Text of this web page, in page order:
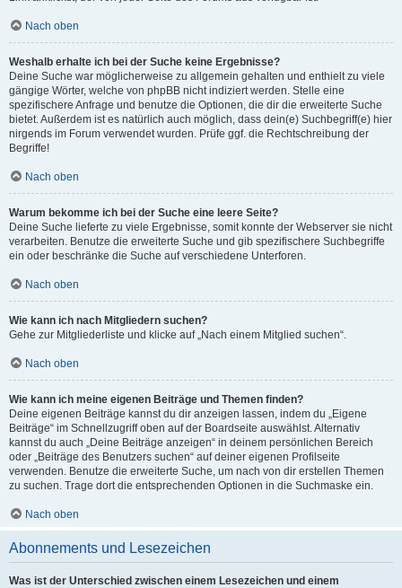
Nach oben
Weshalb erhalte ich bei der Suche keine Ergebnisse?
Deine Suche war möglicherweise zu allgemein gehalten und enthielt zu viele
gängige Wörter, welche von phpBB nicht indiziert werden. Stelle eine
spezifischere Anfrage und benutze die Optionen, die dir die erweiterte Suche
bietet. Außerdem ist es natürlich auch möglich, dass dein(e) Suchbegriff(e) hier
nirgends im Forum verwendet wurden. Prüfe ggf. die Rechtschreibung der
Begriffe!
Nach oben
Warum bekomme ich bei der Suche eine leere Seite?
Deine Suche lieferte zu viele Ergebnisse, somit konnte der Webserver sie nicht
verarbeiten. Benutze die erweiterte Suche und gib spezifischere Suchbegriffe
ein oder beschränke die Suche auf verschiedene Unterforen.
Nach oben
Wie kann ich nach Mitgliedern suchen?
Gehe zur Mitgliederliste und klicke auf „Nach einem Mitglied suchen“.
Nach oben
Wie kann ich meine eigenen Beiträge und Themen finden?
Deine eigenen Beiträge kannst du dir anzeigen lassen, indem du „Eigene
Beiträge“ im Schnellzugriff oben auf der Boardseite auswählst. Alternativ
kannst du auch „Deine Beiträge anzeigen“ in deinem persönlichen Bereich
oder „Beiträge des Benutzers suchen“ auf deiner eigenen Profilseite
verwenden. Benutze die erweiterte Suche, um nach von dir erstellen Themen
zu suchen. Trage dort die entsprechenden Optionen in die Suchmaske ein.
Nach oben
Abonnements und Lesezeichen
Was ist der Unterschied zwischen einem Lesezeichen und einem